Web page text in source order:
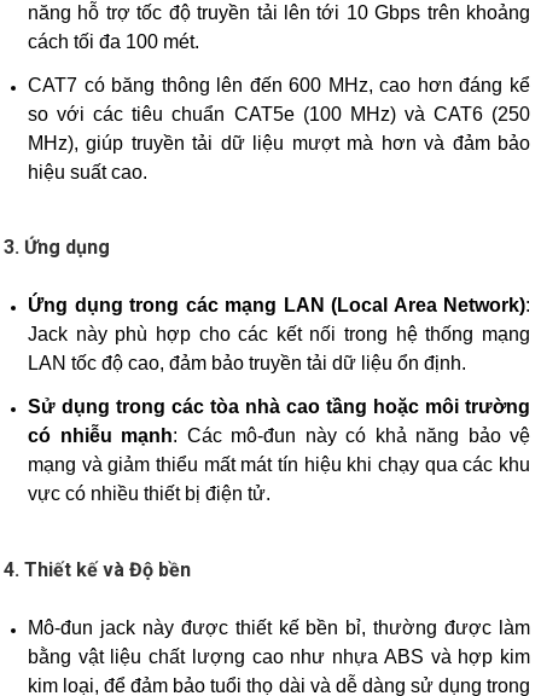
năng hỗ trợ tốc độ truyền tải lên tới 10 Gbps trên khoảng
cách tối đa 100 mét.
CAT7 có băng thông lên đến 600 MHz, cao hơn đáng kể
so với các tiêu chuẩn CAT5e (100 MHz) và CAT6 (250
MHz), giúp truyền tải dữ liệu mượt mà hơn và đảm bảo
hiệu suất cao.
3. Ứng dụng
Ứng dụng trong các mạng LAN (Local Area Network):
Jack này phù hợp cho các kết nối trong hệ thống mạng
LAN tốc độ cao, đảm bảo truyền tải dữ liệu ổn định.
Sử dụng trong các tòa nhà cao tầng hoặc môi trường
có nhiễu mạnh: Các mô-đun này có khả năng bảo vệ
mạng và giảm thiểu mất mát tín hiệu khi chạy qua các khu
vực có nhiều thiết bị điện tử.
4. Thiết kế và Độ bền
Mô-đun jack này được thiết kế bền bỉ, thường được làm
bằng vật liệu chất lượng cao như nhựa ABS và hợp kim
kim loại, để đảm bảo tuổi thọ dài và dễ dàng sử dụng trong